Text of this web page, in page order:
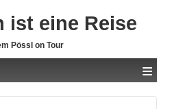
ist eine Reise
Pössl on Tour
≡